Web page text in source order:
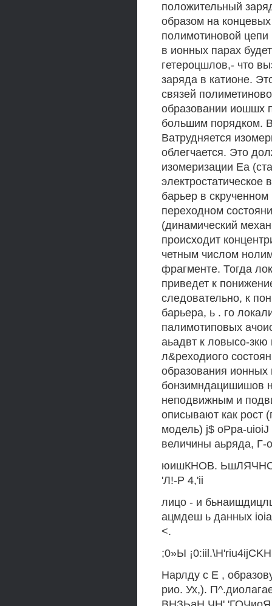
положительный
образом на
полимотиновой цепи
в ионных парах
гетероцшлов,- что
заряда в катионе.
связей
образовании иошшх
большим порядком.
Ватрудняется
облегчается. Это
изомеризации Еа
барьер в
переходном
(динамический
происходит
четным числом
фрагменте. Тогда
приведет к
следовательно, к
барьера, ь . го
палимотиповых
аьадвт к ловысо-зкю
л&реходиого
образования
бонзимндацишишов
неподвижным и
описывают как рост
модель) j$ oPpa-uioiJ
величины аьряда, Г-
юишКНОВ.
'Л!-Р 4,'ii
лицо - и
ацмдеш ь данных
<.
;0»Ы
Нарлду с Е ,
рио. Ух,).